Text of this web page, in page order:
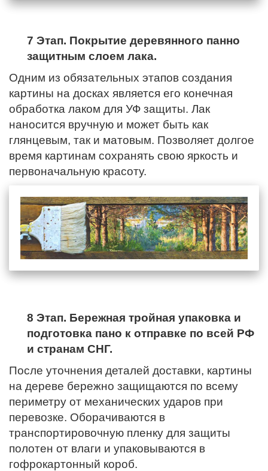
7 Этап. Покрытие деревянного панно
защитным слоем лака.
Одним из обязательных этапов создания
картины на досках является его конечная
обработка лаком для УФ защиты. Лак
наносится вручную и может быть как
глянцевым, так и матовым. Позволяет долгое
время картинам сохранять свою яркость и
первоначальную красоту.
8 Этап. Бережная тройная упаковка и
подготовка пано к отправке по всей РФ
и странам СНГ.
После уточнения деталей доставки, картины
на дереве бережно защищаются по всему
периметру от механических ударов при
перевозке. Оборачиваются в
транспортировочную пленку для защиты
полотен от влаги и упаковываются в
гофрокартонный короб.